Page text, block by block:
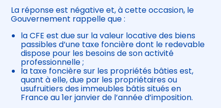
La réponse est négative et, à cette occasion, le
Gouvernement rappelle que :
la CFE est due sur la valeur locative des biens
passibles d’une taxe foncière dont le redevable
dispose pour les besoins de son activité
professionnelle ;
la taxe foncière sur les propriétés bâties est,
quant à elle, due par les propriétaires ou
usufruitiers des immeubles bâtis situés en
France au 1er janvier de l’année d’imposition.